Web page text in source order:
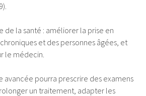
de la santé : améliorer la prise en
et des personnes âgées, et
le médecin.
avancée pourra prescrire des examens
un traitement, adapter les